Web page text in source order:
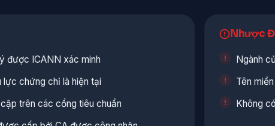
được ICANN xác minh
lực chứng chỉ là hiện tại
trên các cổng tiêu chuẩn
Nhược
Ngành
Tên
Không